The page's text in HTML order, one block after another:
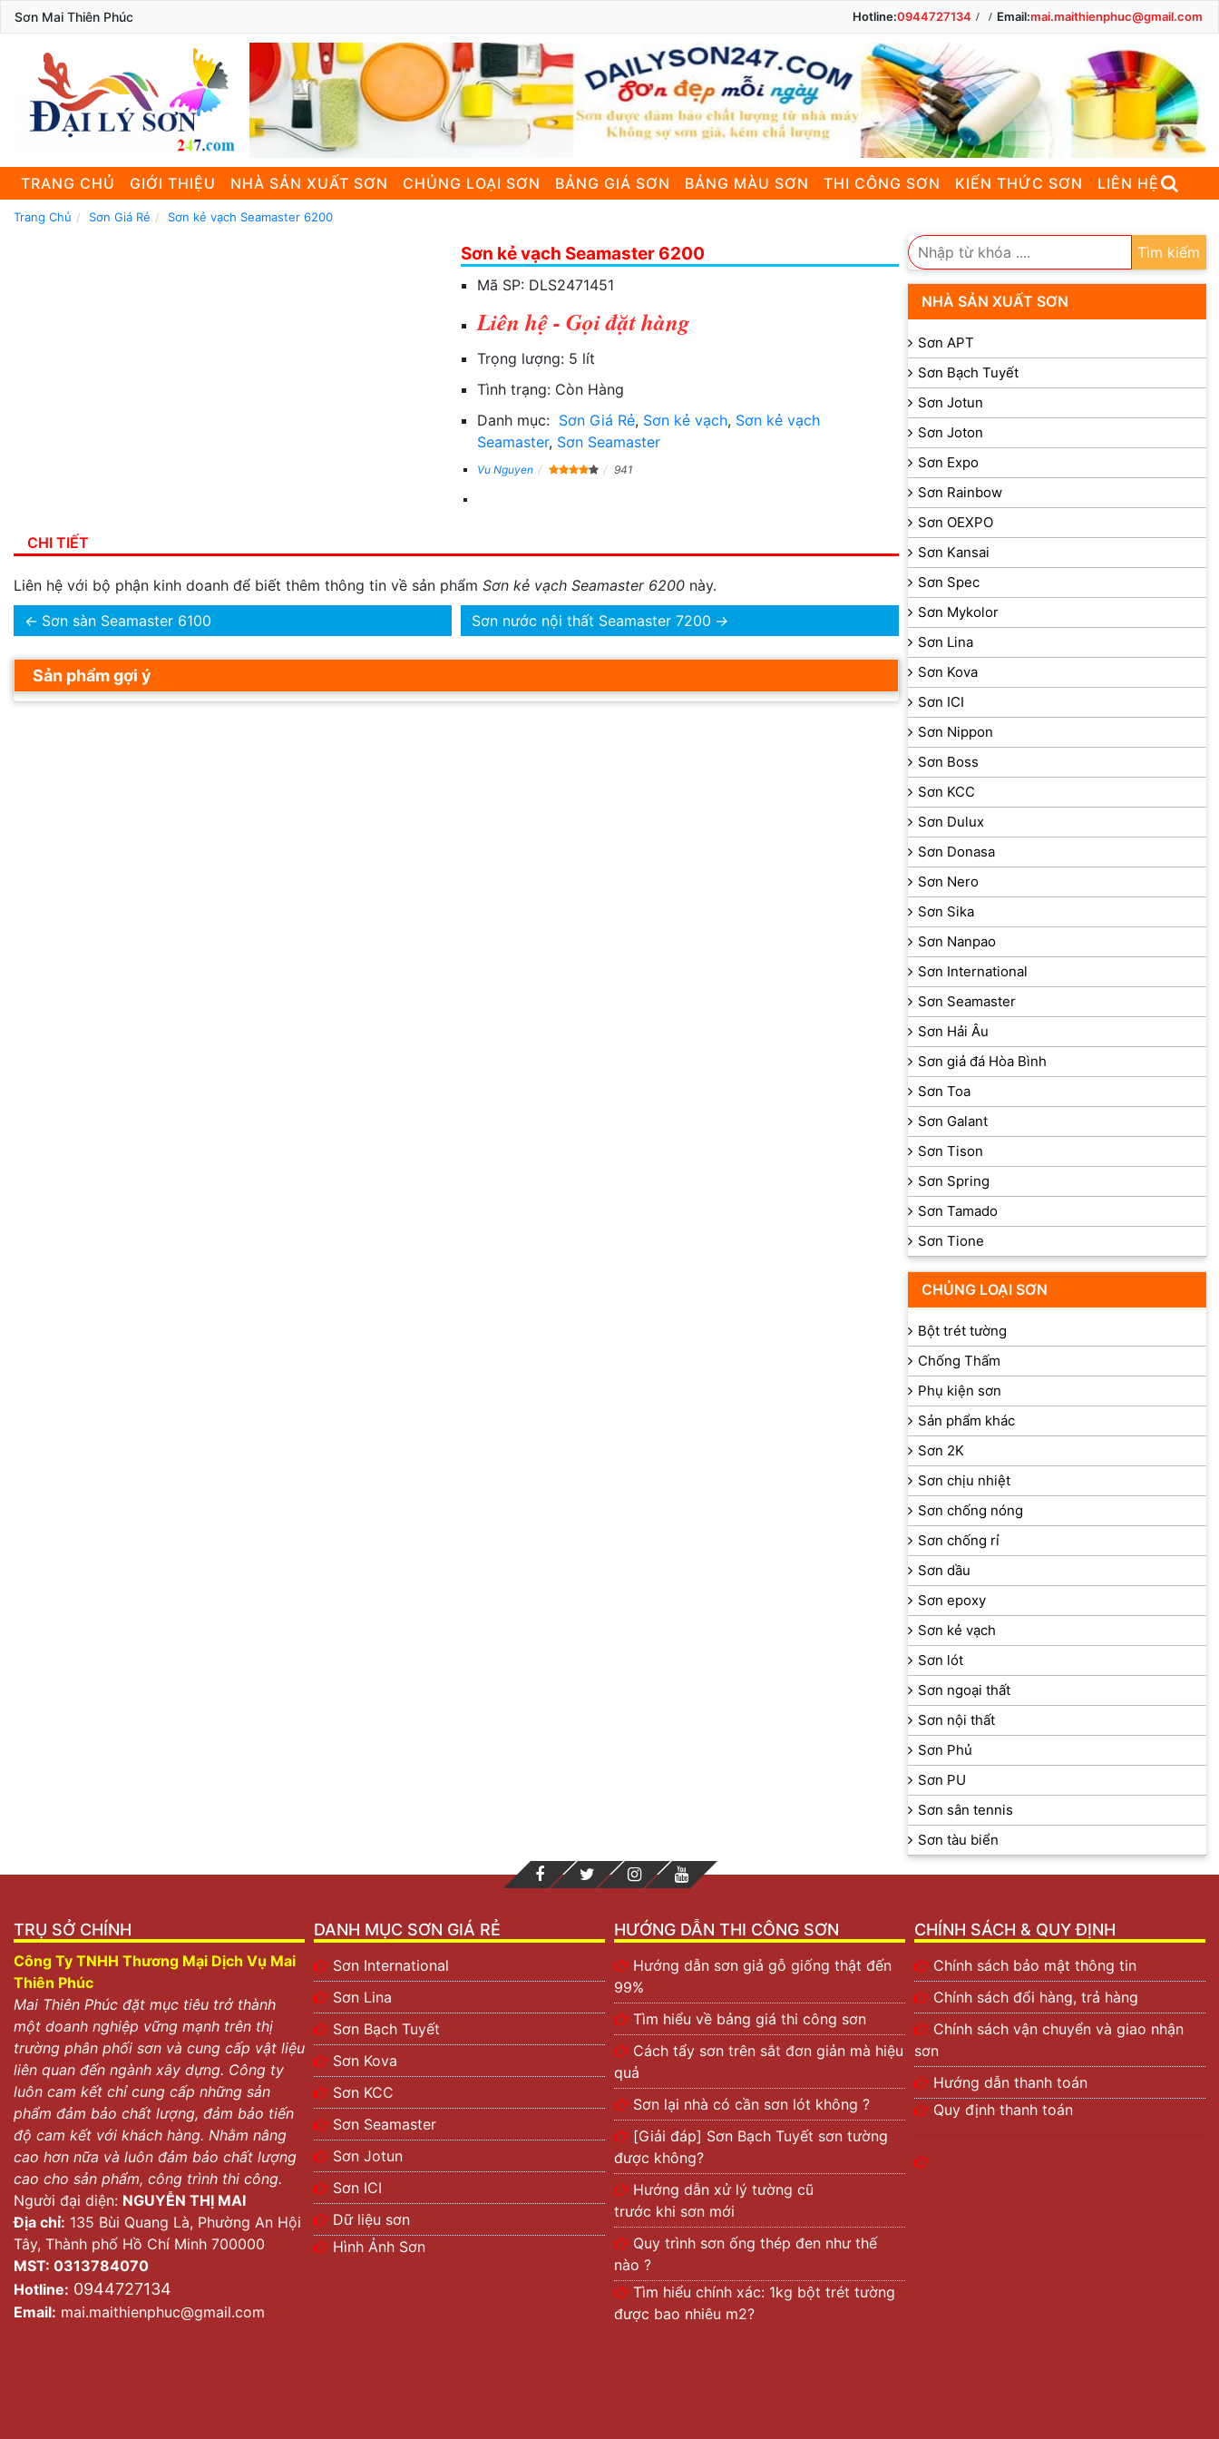
Sơn Mai Thiên Phúc Hotline:0944727134 Email:mai.maithienphuc@gmail.com
TRANG CHỦ GIỚI THIỆU NHÀ SẢN XUẤT SƠN CHỦNG LOẠI SƠN BẢNG GIÁ SƠN BẢNG MÀU SƠN THI CÔNG SƠN KIẾN THỨC SƠN LIÊN HỆ
Trang Chủ Sơn Giá Rẻ Sơn kẻ vạch Seamaster 6200
Sơn kẻ vạch Seamaster 6200
Mã SP: DLS2471451
Liên hệ - Gọi đặt hàng
Trọng lượng: 5 lít
Tình trạng: Còn Hàng
Danh mục: Sơn Giá Rẻ, Sơn kẻ vạch, Sơn kẻ vạch
Seamaster, Sơn Seamaster
Vu Nguyen 941
CHI TIẾT
Liên hệ với bộ phận kinh doanh để biết thêm thông tin về sản phẩm Sơn kẻ vạch Seamaster 6200 này.
← Sơn sàn Seamaster 6100 Sơn nước nội thất Seamaster 7200 →
Sản phẩm gợi ý
Tìm kiếm
NHÀ SẢN XUẤT SƠN
Sơn APT
Sơn Bạch Tuyết
Sơn Jotun
Sơn Joton
Sơn Expo
Sơn Rainbow
Sơn OEXPO
Sơn Kansai
Sơn Spec
Sơn Mykolor
Sơn Lina
Sơn Kova
Sơn ICI
Sơn Nippon
Sơn Boss
Sơn KCC
Sơn Dulux
Sơn Donasa
Sơn Nero
Sơn Sika
Sơn Nanpao
Sơn International
Sơn Seamaster
Sơn Hải Âu
Sơn giả đá Hòa Bình
Sơn Toa
Sơn Galant
Sơn Tison
Sơn Spring
Sơn Tamado
Sơn Tione
CHỦNG LOẠI SƠN
Bột trét tường
Chống Thấm
Phụ kiện sơn
Sản phẩm khác
Sơn 2K
Sơn chịu nhiệt
Sơn chống nóng
Sơn chống rỉ
Sơn dầu
Sơn epoxy
Sơn kẻ vạch
Sơn lót
Sơn ngoại thất
Sơn nội thất
Sơn Phủ
Sơn PU
Sơn sân tennis
Sơn tàu biển
TRỤ SỞ CHÍNH
Công Ty TNHH Thương Mại Dịch Vụ Mai
Thiên Phúc
Mai Thiên Phúc đặt mục tiêu trở thành
một doanh nghiệp vững mạnh trên thị
trường phân phối sơn và cung cấp vật liệu
liên quan đến ngành xây dựng. Công ty
luôn cam kết chỉ cung cấp những sản
phẩm đảm bảo chất lượng, đảm bảo tiến
độ cam kết với khách hàng. Nhằm nâng
cao hơn nữa và luôn đảm bảo chất lượng
cao cho sản phẩm, công trình thi công.
Người đại diện: NGUYỄN THỊ MAI
Địa chỉ: 135 Bùi Quang Là, Phường An Hội
Tây, Thành phố Hồ Chí Minh 700000
MST: 0313784070
Hotline: 0944727134
Email: mai.maithienphuc@gmail.com
DANH MỤC SƠN GIÁ RẺ
Sơn International
Sơn Lina
Sơn Bạch Tuyết
Sơn Kova
Sơn KCC
Sơn Seamaster
Sơn Jotun
Sơn ICI
Dữ liệu sơn
Hình Ảnh Sơn
HƯỚNG DẪN THI CÔNG SƠN
Hướng dẫn sơn giả gỗ giống thật đến
99%
Tìm hiểu về bảng giá thi công sơn
Cách tẩy sơn trên sắt đơn giản mà hiệu
quả
Sơn lại nhà có cần sơn lót không ?
[Giải đáp] Sơn Bạch Tuyết sơn tường
được không?
Hướng dẫn xử lý tường cũ
trước khi sơn mới
Quy trình sơn ống thép đen như thế
nào ?
Tìm hiểu chính xác: 1kg bột trét tường
được bao nhiêu m2?
CHÍNH SÁCH & QUY ĐỊNH
Chính sách bảo mật thông tin
Chính sách đổi hàng, trả hàng
Chính sách vận chuyển và giao nhận
sơn
Hướng dẫn thanh toán
Quy định thanh toán